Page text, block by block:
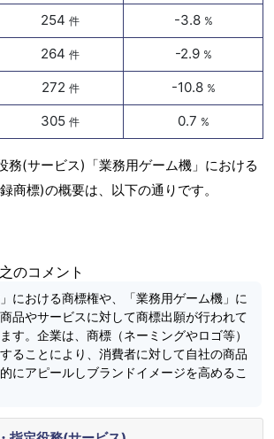
254 件 -3.8 %
264 件 -2.9 %
272 件 -10.8 %
305 件 0.7 %
務(サービス)「業務用ゲーム機」における
商標)の概要は、以下の通りです。
のコメント
」における商標権や、「業務用ゲーム機」に
品やサービスに対して商標出願が行われて
す。企業は、商標（ネーミングやロゴ等）
ることにより、消費者に対して自社の商品
にアピールしブランドイメージを高めるこ